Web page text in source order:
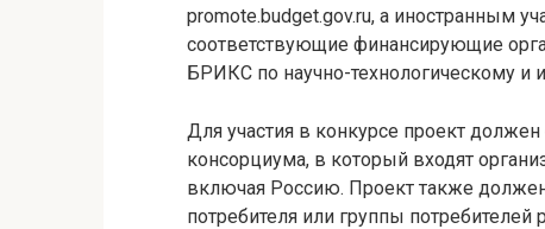
promote.budget.gov.ru, а иностранным
соответствующие финансирующие
БРИКС по научно-технологическому и
Для участия в конкурсе проект
консорциума, в который входят
включая Россию. Проект также должен
потребителя или группы